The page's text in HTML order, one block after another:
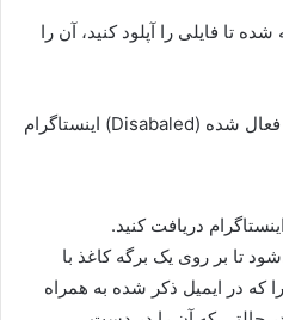
تا فایلی را آپلود کنید، آن را
دریافت کنید.
تا بر روی یک برگه کاغذ با
در ایمیل ذکر شده به همراه